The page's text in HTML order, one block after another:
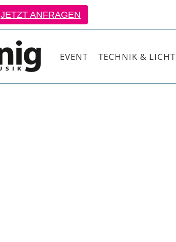
JETZT ANFRAGEN
EVENT TECHNIK & LICHT